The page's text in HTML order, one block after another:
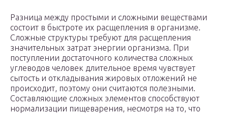
Разница между простыми и сложными веществами
состоит в быстроте их расщепления в организме.
Сложные структуры требуют для расщепления
значительных затрат энергии организма. При
поступлении достаточного количества сложных
углеводов человек длительное время чувствует
сытость и откладывания жировых отложений не
происходит, поэтому они считаются полезными.
Составляющие сложных элементов способствуют
нормализации пищеварения, несмотря на то, что